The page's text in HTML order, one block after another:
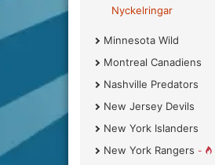
Nyckelringar
Minnesota Wild
Montreal Canadiens
Nashville Predators
New Jersey Devils
New York Islanders
New York Rangers -